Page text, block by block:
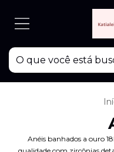
Anéis banhados a ouro